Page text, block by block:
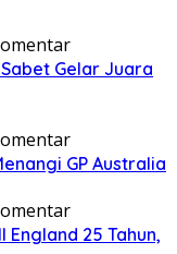
Gelar Juara
GP Australia
England 25 Tahun,